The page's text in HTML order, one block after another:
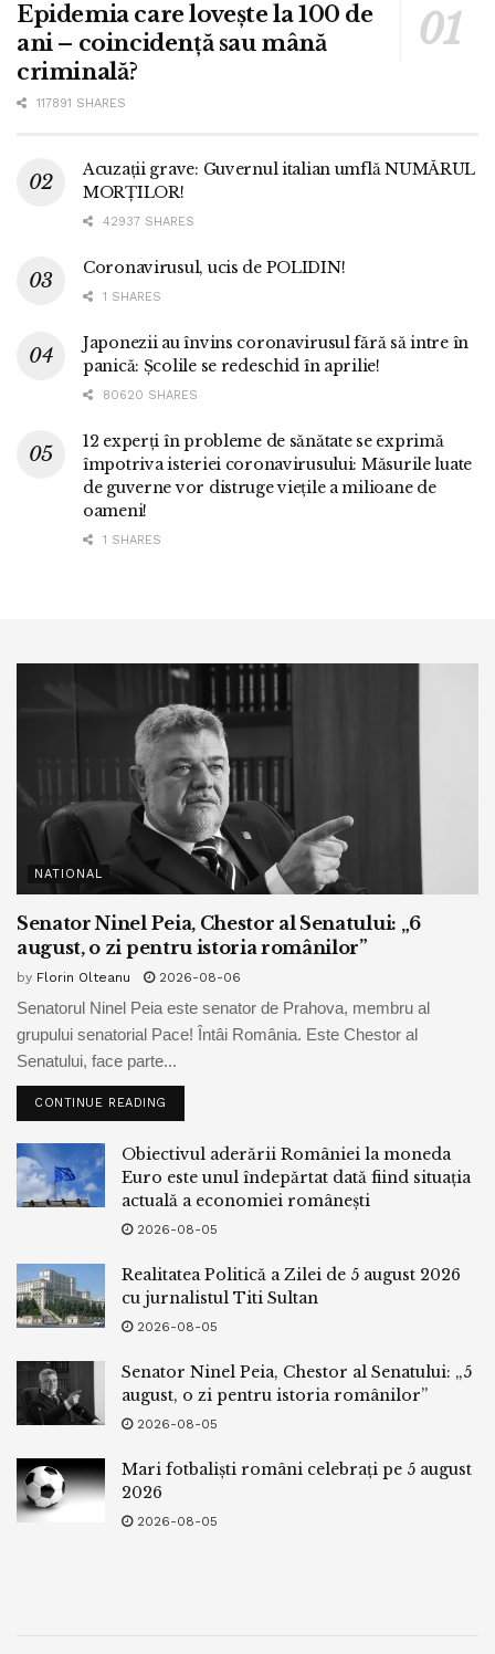
Epidemia care lovește la 100 de
ani – coincidență sau mână
criminală?
117891 SHARES
Acuzații grave: Guvernul italian umflă NUMĂRUL
MORȚILOR!
42937 SHARES
Coronavirusul, ucis de POLIDIN!
1 SHARES
Japonezii au învins coronavirusul fără să intre în
panică: Școlile se redeschid în aprilie!
80620 SHARES
12 experți în probleme de sănătate se exprimă
împotriva isteriei coronavirusului: Măsurile luate
de guverne vor distruge viețile a milioane de
oameni!
1 SHARES
NATIONAL
Senator Ninel Peia, Chestor al Senatului: „6
august, o zi pentru istoria românilor”
by Florin Olteanu 2026-08-06
Senatorul Ninel Peia este senator de Prahova, membru al
grupului senatorial Pace! Întâi România. Este Chestor al
Senatului, face parte...
CONTINUE READING
Obiectivul aderării României la moneda
Euro este unul îndepărtat dată fiind situația
actuală a economiei românești
2026-08-05
Realitatea Politică a Zilei de 5 august 2026
cu jurnalistul Titi Sultan
2026-08-05
Senator Ninel Peia, Chestor al Senatului: „5
august, o zi pentru istoria românilor”
2026-08-05
Mari fotbaliști români celebrați pe 5 august
2026
2026-08-05